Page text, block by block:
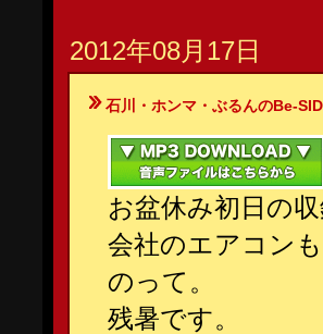
2012年08月17日
石川・ホンマ・ぶるんのBe-
お盆休み初日の
会社のエアコン
のって。
残暑です。